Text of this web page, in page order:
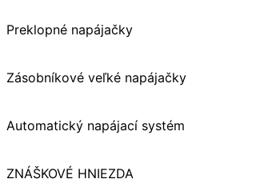
Preklopné napájačky
Zásobníkové veľké napájačky
Automatický napájací systém
ZNÁŠKOVÉ HNIEZDA